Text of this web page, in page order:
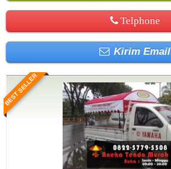
Telphone
Kirim Email
BEST SELLER